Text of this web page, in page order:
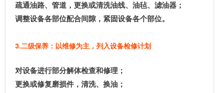
疏通油路、管道，更换或清洗油线、油毡、滤油器；
调整设备各部位配合间隙，紧固设备各个部位。
3.二级保养：以维修为主，列入设备检修计划
对设备进行部分解体检查和修理；
更换或修复磨损件，清洗、换油；